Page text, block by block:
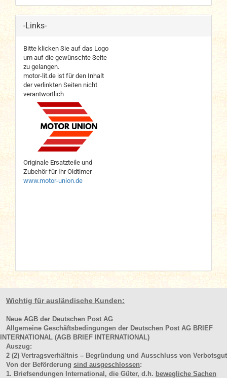
-Links-
Bitte klicken Sie auf das Logo
um auf die gewünschte Seite
zu gelangen.
motor-lit.de ist für den Inhalt
der verlinkten Seiten nicht
verantwortlich
Originale Ersatzteile und
Zubehör für Ihr Oldtimer
www.motor-union.de
Wichtig für ausländische Kunden:
Neue AGB der Deutschen Post AG
Allgemeine Geschäftsbedingungen der Deutschen Post AG BRIEF
INTERNATIONAL (AGB BRIEF INTERNATIONAL)
Auszug:
2 (2) Vertragsverhältnis – Begründung und Ausschluss von Verbotsgut
Von der Beförderung sind ausgeschlossen:
1. Briefsendungen International, die Güter, d.h. bewegliche Sachen